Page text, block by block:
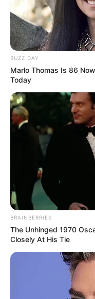
Suchen:
Auf einigen Seiten
Angebote integriert.
gekauft wird, ist das
dadurch der Preis
BUZZ DAY
Marlo Thomas Is 86
Today
BRAINBERRIES
The Unhinged 1970
Closely At His Tie